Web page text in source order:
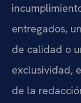
entregados,
de calidad o
exclusividad,
de la